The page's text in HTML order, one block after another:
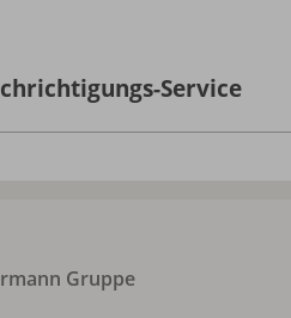
Service
Gruppe